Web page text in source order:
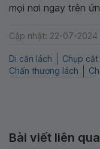
mọi nơi ngay trên
Cập nhật: 22-07-2024
Di căn lách Chụp
Chấn thương lách
Bài viết liên